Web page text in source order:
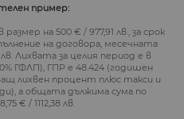
пример:
на 500 € / 977,91 лв., за срок
на договора, месечната
Лихвата за целия период е в
ГФЛП), ГПР е 48.424 (годишен
лихвен процент плюс такси и
а общата дължима сума по
€ / 1112,38 лв.